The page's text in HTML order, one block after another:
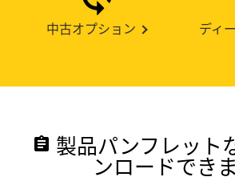
中古オプション ディ
assignment 製品パンフレット
ンロードでき